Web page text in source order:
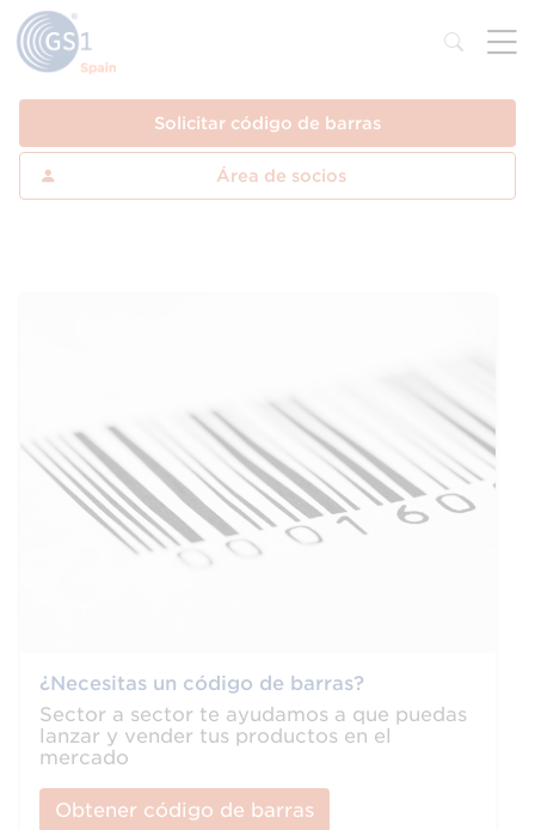
Solicitar código de barras
Área de socios
¿Necesitas un código de barras?
Sector a sector te ayudamos a que puedas
lanzar y vender tus productos en el
mercado
Obtener código de barras